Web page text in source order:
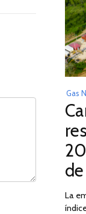
Gas
La